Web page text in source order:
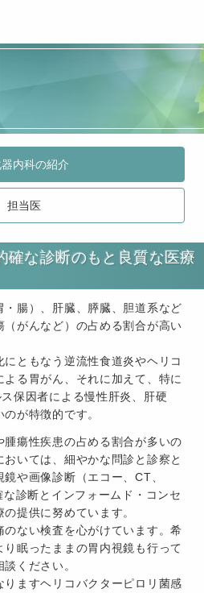
内科の紹介
担当医
確な診断のもと良質な医療
腸）、肝臓、膵臓、胆道系など
がんなど）の占める割合が高い
ともなう逆流性食道炎やヘリコ
る胃がん、それに加えて、特に
保因者による慢性肝炎、肝硬
が特徴的です。
瘍性疾患の占める割合が多いの
いては、細やかな問診と診察と
や画像診断（エコー、CT、
診断とインフォームド・コンセ
提供に努めています。
ない検査を心がけています。希
眠ったままの胃内視鏡も行って
ください。
りますヘリコバクターピロリ菌感